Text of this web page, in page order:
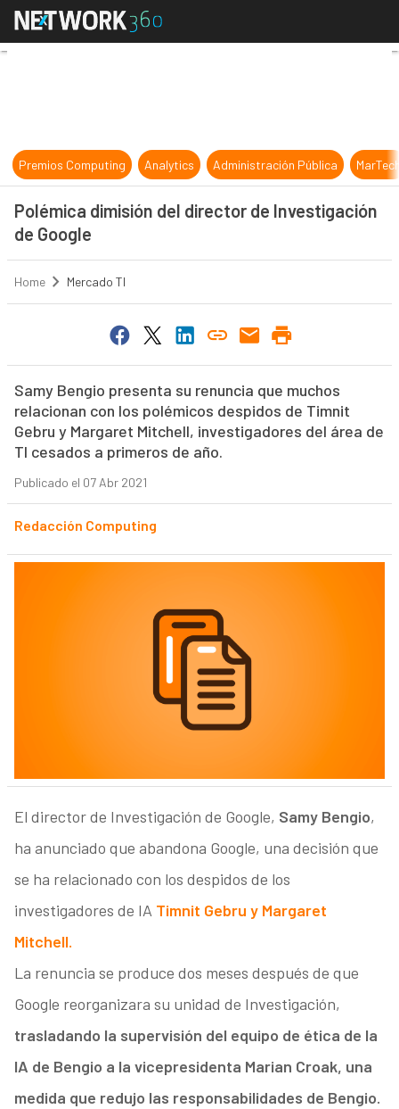
Polémica dimisión del director de
Premios Computing Analytics Administración Pública
Polémica dimisión del director de Investigación
de Google
Home Mercado TI
Samy Bengio presenta su renuncia que muchos
relacionan con los polémicos despidos de Timnit
Gebru y Margaret Mitchell, investigadores del área de
TI cesados a primeros de año.
Publicado el 07 Abr 2021
Redacción Computing
El director de Investigación de Google, Samy Bengio,
ha anunciado que abandona Google, una decisión que
se ha relacionado con los despidos de los
investigadores de IA Timnit Gebru y Margaret
Mitchell.
La renuncia se produce dos meses después de que
Google reorganizara su unidad de Investigación,
trasladando la supervisión del equipo de ética de la
IA de Bengio a la vicepresidenta Marian Croak, una
medida que redujo las responsabilidades de Bengio.